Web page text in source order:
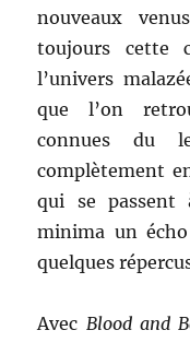
nouveaux
toujours cette
l’univers
que l’on
connues du
complètement
qui se passent
minima un
quelques
Avec Blood and